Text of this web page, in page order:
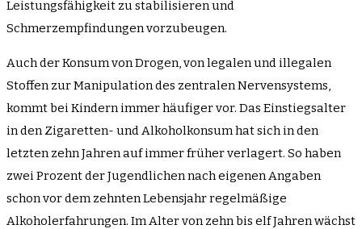
Leistungsfähigkeit zu stabilisieren und
Schmerzempfindungen vorzubeugen.
Auch der Konsum von Drogen, von legalen und illegalen
Stoffen zur Manipulation des zentralen Nervensystems,
kommt bei Kindern immer häufiger vor. Das Einstiegsalter
in den Zigaretten- und Alkoholkonsum hat sich in den
letzten zehn Jahren auf immer früher verlagert. So haben
zwei Prozent der Jugendlichen nach eigenen Angaben
schon vor dem zehnten Lebensjahr regelmäßige
Alkoholerfahrungen. Im Alter von zehn bis elf Jahren wächst